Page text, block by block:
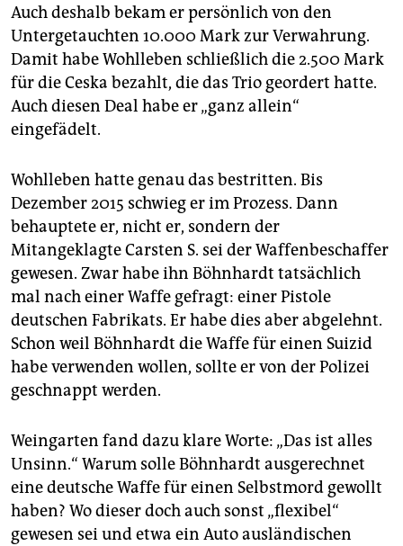
Auch deshalb bekam er persönlich von den
Untergetauchten 10.000 Mark zur Verwahrung.
Damit habe Wohlleben schließlich die 2.500 Mark
für die Ceska bezahlt, die das Trio geordert hatte.
Auch diesen Deal habe er „ganz allein“
eingefädelt.
Wohlleben hatte genau das bestritten. Bis
Dezember 2015 schwieg er im Prozess. Dann
behauptete er, nicht er, sondern der
Mitangeklagte Carsten S. sei der Waffenbeschaffer
gewesen. Zwar habe ihn Böhnhardt tatsächlich
mal nach einer Waffe gefragt: einer Pistole
deutschen Fabrikats. Er habe dies aber abgelehnt.
Schon weil Böhnhardt die Waffe für einen Suizid
habe verwenden wollen, sollte er von der Polizei
geschnappt werden.
Weingarten fand dazu klare Worte: „Das ist alles
Unsinn.“ Warum solle Böhnhardt ausgerechnet
eine deutsche Waffe für einen Selbstmord gewollt
haben? Wo dieser doch auch sonst „flexibel“
gewesen sei und etwa ein Auto ausländischen